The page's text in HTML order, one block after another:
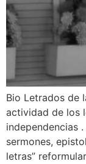
Bio Letrados de
actividad de los
independencias
sermones,
letras”